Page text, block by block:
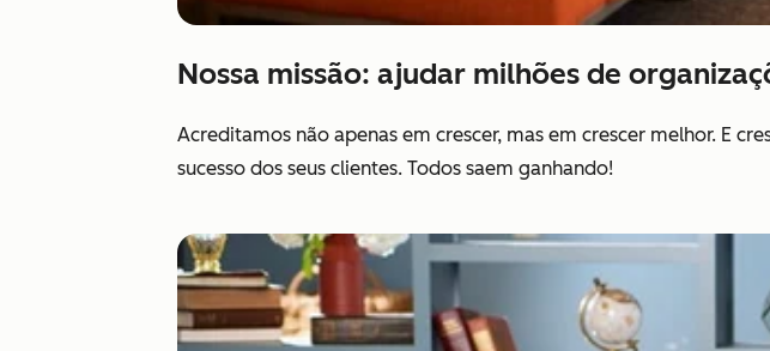
Nossa missão: ajudar milhões de
Acreditamos não apenas em crescer, mas em crescer melhor. E
sucesso dos seus clientes. Todos saem ganhando!